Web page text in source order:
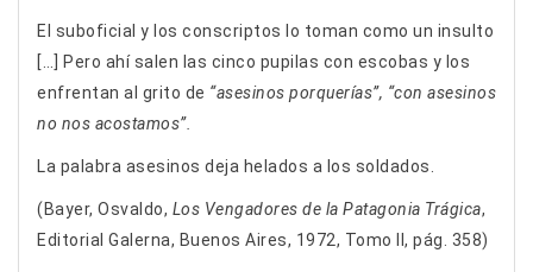
El suboficial y los conscriptos lo toman como un insulto
[…] Pero ahí salen las cinco pupilas con escobas y los
enfrentan al grito de “asesinos porquerías”, “con asesinos
no nos acostamos”.
La palabra asesinos deja helados a los soldados.
(Bayer, Osvaldo, Los Vengadores de la Patagonia Trágica,
Editorial Galerna, Buenos Aires, 1972, Tomo II, pág. 358)